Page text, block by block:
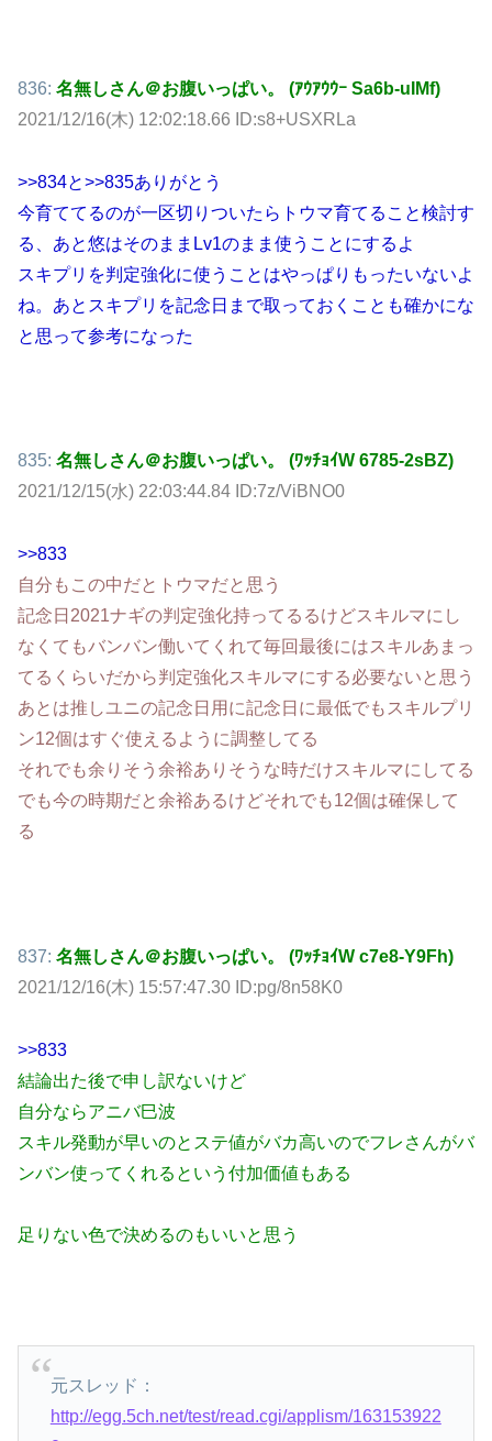
836: 名無しさん＠お腹いっぱい。 (ｱｳｱｳｳｰ Sa6b-uIMf)
2021/12/16(木) 12:02:18.66 ID:s8+USXRLa
>>834と>>835ありがとう
今育ててるのが一区切りついたらトウマ育てること検討す
る、あと悠はそのままLv1のまま使うことにするよ
スキプリを判定強化に使うことはやっぱりもったいないよ
ね。あとスキプリを記念日まで取っておくことも確かにな
と思って参考になった
835: 名無しさん＠お腹いっぱい。 (ﾜｯﾁｮｲW 6785-2sBZ)
2021/12/15(水) 22:03:44.84 ID:7z/ViBNO0
>>833
自分もこの中だとトウマだと思う
記念日2021ナギの判定強化持ってるるけどスキルマにし
なくてもバンバン働いてくれて毎回最後にはスキルあまっ
てるくらいだから判定強化スキルマにする必要ないと思う
あとは推しユニの記念日用に記念日に最低でもスキルプリ
ン12個はすぐ使えるように調整してる
それでも余りそう余裕ありそうな時だけスキルマにしてる
でも今の時期だと余裕あるけどそれでも12個は確保して
る
837: 名無しさん＠お腹いっぱい。 (ﾜｯﾁｮｲW c7e8-Y9Fh)
2021/12/16(木) 15:57:47.30 ID:pg/8n58K0
>>833
結論出た後で申し訳ないけど
自分ならアニバ巳波
スキル発動が早いのとステ値がバカ高いのでフレさんがバ
ンバン使ってくれるという付加価値もある
足りない色で決めるのもいいと思う
元スレッド：
http://egg.5ch.net/test/read.cgi/applism/163153922